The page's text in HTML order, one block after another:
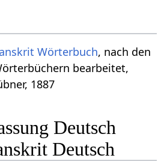
Wörterbuch, nach den
bearbeitet,
1887
Deutsch
Deutsch